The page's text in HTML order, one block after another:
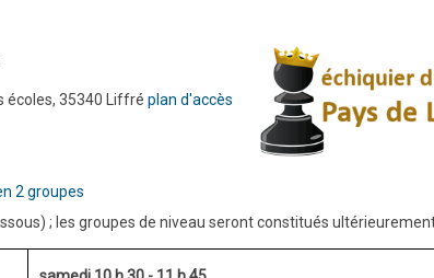
écoles, 35340 Liffré plan d'accès
2 groupes
; les groupes de niveau seront constitués